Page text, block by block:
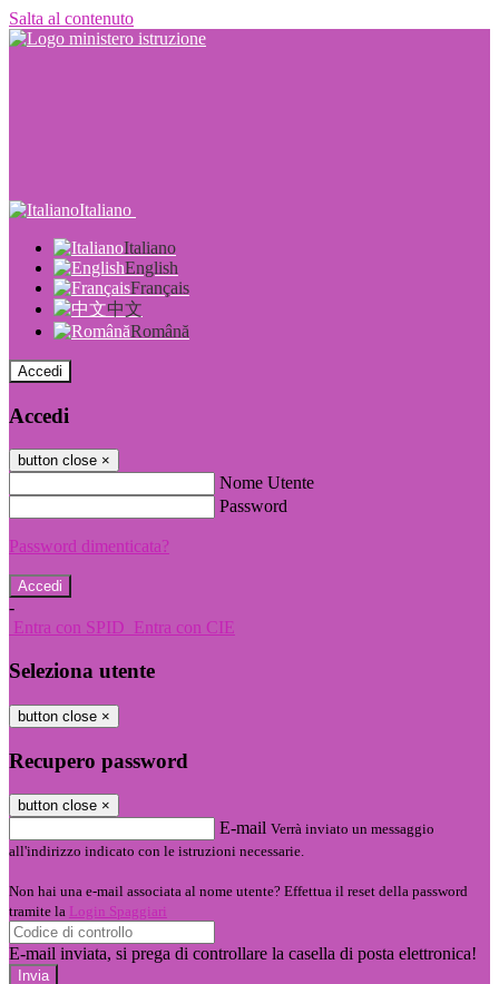
Salta al contenuto
Italiano
Italiano
English
Français
中文
Română
Accedi
Accedi
button close ×
Nome Utente
Password
Password dimenticata?
-
Entra con SPID Entra con CIE
Seleziona utente
button close ×
Recupero password
button close ×
E-mail Verrà inviato un messaggio
all'indirizzo indicato con le istruzioni necessarie.
Non hai una e-mail associata al nome utente? Effettua il reset della password
tramite la Login Spaggiari
E-mail inviata, si prega di controllare la casella di posta elettronica!